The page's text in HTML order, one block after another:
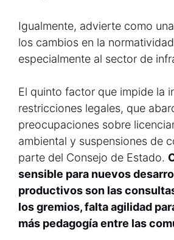
Igualmente, advierte como
los cambios en la
especialmente al sector de
El quinto factor que impide la
restricciones legales, que
preocupaciones sobre
ambiental y suspensiones de
parte del Consejo de Estado.
sensible para nuevos
productivos son las
los gremios, falta agilidad
más pedagogía entre las